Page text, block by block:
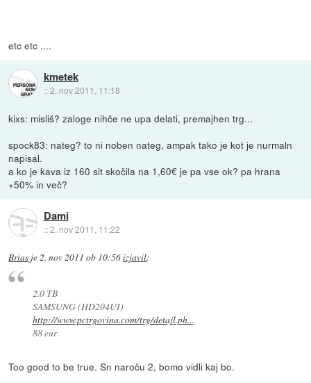
etc etc ....
kmetek
::2. nov 2011, 11:18
kixs: misliš? zaloge nihče ne upa delati, premajhen trg...
spock83: nateg? to ni noben nateg, ampak tako je kot je nurmaln
napisal.
a ko je kava iz 160 sit skočila na 1,60€ je pa vse ok? pa hrana
+50% in več?
Dami
::2. nov 2011, 11:22
Brias je 2. nov 2011 ob 10:56izjavil:
2.0 TB
SAMSUNG (HD204UI)
http://www.pctrgovina.com/trg/detajl.ph...
88 eur
Too good to be true. Sn naroču 2, bomo vidli kaj bo.